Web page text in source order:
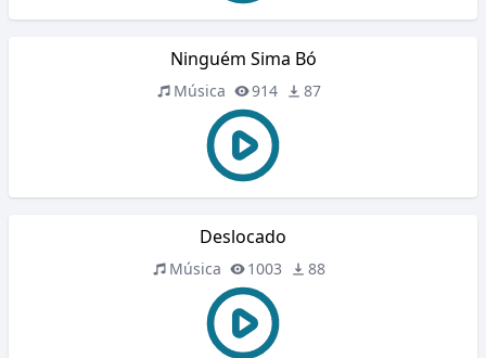
Ninguém Sima Bó
Música 914 87
Deslocado
Música 1003 88